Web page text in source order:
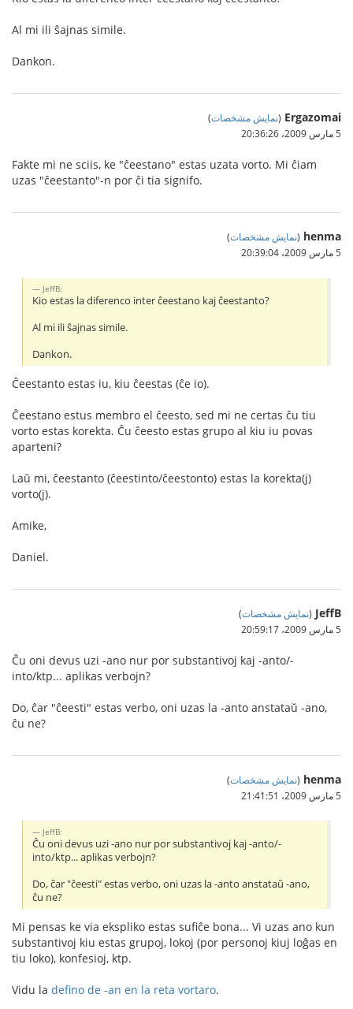
Al mi ili ŝajnas simile.
Dankon.
Ergazomai
(نمایش مشخصات)
5 مارس 2009،‏ 20:36:26
Fakte mi ne sciis, ke "ĉeestano" estas uzata vorto. Mi ĉiam
uzas "ĉeestanto"-n por ĉi tia signifo.
henma
(نمایش مشخصات)
5 مارس 2009،‏ 20:39:04
JeffB:
Kio estas la diferenco inter ĉeestano kaj ĉeestanto?
Al mi ili ŝajnas simile.
Dankon.
Ĉeestanto estas iu, kiu ĉeestas (ĉe io).
Ĉeestano estus membro el ĉeesto, sed mi ne certas ĉu tiu
vorto estas korekta. Ĉu ĉeesto estas grupo al kiu iu povas
aparteni?
Laŭ mi, ĉeestanto (ĉeestinto/ĉeestonto) estas la korekta(j)
vorto(j).
Amike,
Daniel.
JeffB
(نمایش مشخصات)
5 مارس 2009،‏ 20:59:17
Ĉu oni devus uzi -ano nur por substantivoj kaj -anto/-
into/ktp... aplikas verbojn?
Do, ĉar "ĉeesti" estas verbo, oni uzas la -anto anstataŭ -ano,
ĉu ne?
henma
(نمایش مشخصات)
5 مارس 2009،‏ 21:41:51
JeffB:
Ĉu oni devus uzi -ano nur por substantivoj kaj -anto/-
into/ktp... aplikas verbojn?
Do, ĉar "ĉeesti" estas verbo, oni uzas la -anto anstataŭ -ano,
ĉu ne?
Mi pensas ke via ekspliko estas sufiĉe bona... Vi uzas ano kun
substantivoj kiu estas grupoj, lokoj (por personoj kiuj loĝas en
tiu loko), konfesioj, ktp.
Vidu la defino de -an en la reta vortaro.